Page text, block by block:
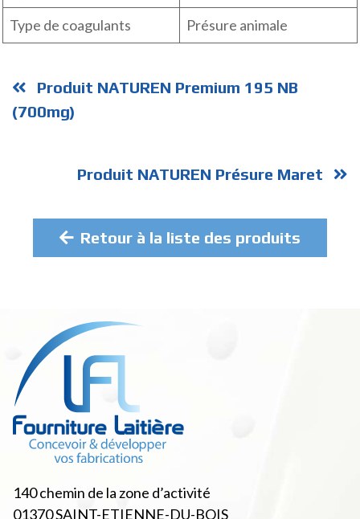
Type de coagulants Présure animale
Produit NATUREN Premium 195 NB
(700mg)
Produit NATUREN Présure Maret
Retour à la liste des produits
140 chemin de la zone d’activité
01370SAINT-ETIENNE-DU-BOIS